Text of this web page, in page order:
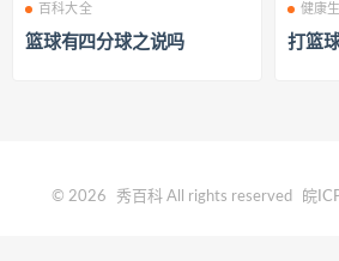
百科大全
篮球有四分球之说吗
健康
打篮
© 2026 秀百科 All rights reserved 皖